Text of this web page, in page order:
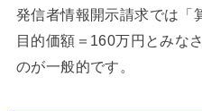
発信者情報開示請求では「
目的価額＝160万円とみな
のが一般的です。